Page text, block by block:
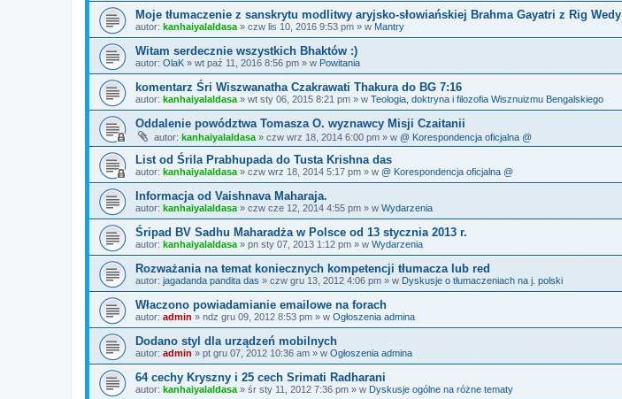
Moje tłumaczenie z sanskrytu modlitwy aryjsko-słowiańskiej Brahma Gayatri z Rig Wedy
autor: kanhaiyalaldasa » czw lis 10, 2016 9:53 pm » w Mantry
Witam serdecznie wszystkich Bhaktów :)
autor: OlaK » wt paź 11, 2016 8:56 pm » w Powitania
komentarz Śri Wiszwanatha Czakrawati Thakura do BG 7:16
autor: kanhaiyalaldasa » wt sty 06, 2015 8:21 pm » w Teologia, doktryna i filozofia Wisznuizmu Bengalskiego
Oddalenie powództwa Tomasza O. wyznawcy Misji Czaitanii
autor: kanhaiyalaldasa » czw wrz 18, 2014 6:00 pm » w @ Korespondencja oficjalna @
List od Śrila Prabhupada do Tusta Krishna das
autor: kanhaiyalaldasa » czw wrz 18, 2014 5:17 pm » w @ Korespondencja oficjalna @
Informacja od Vaishnava Maharaja.
autor: kanhaiyalaldasa » czw cze 12, 2014 4:55 pm » w Wydarzenia
Śripad BV Sadhu Maharadża w Polsce od 13 stycznia 2013 r.
autor: kanhaiyalaldasa » pn sty 07, 2013 1:12 pm » w Wydarzenia
Rozważania na temat koniecznych kompetencji tłumacza lub red
autor: jagadanda pandita das » czw gru 13, 2012 4:06 pm » w Dyskusje o tłumaczeniach na j. polski
Właczono powiadamianie emailowe na forach
autor: admin » ndz gru 09, 2012 8:53 pm » w Ogłoszenia admina
Dodano styl dla urządzeń mobilnych
autor: admin » pt gru 07, 2012 10:36 am » w Ogłoszenia admina
64 cechy Kryszny i 25 cech Srimati Radharani
autor: kanhaiyalaldasa » śr sty 11, 2012 7:36 pm » w Dyskusje ogólne na różne tematy